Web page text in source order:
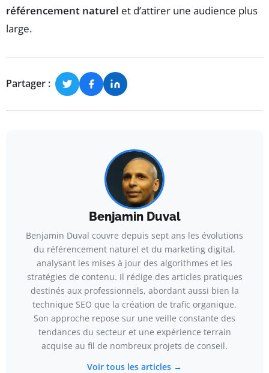
référencement naturel et d’attirer une audience plus
large.
Partager :
Benjamin Duval
Benjamin Duval couvre depuis sept ans les évolutions
du référencement naturel et du marketing digital,
analysant les mises à jour des algorithmes et les
stratégies de contenu. Il rédige des articles pratiques
destinés aux professionnels, abordant aussi bien la
technique SEO que la création de trafic organique.
Son approche repose sur une veille constante des
tendances du secteur et une expérience terrain
acquise au fil de nombreux projets de conseil.
Voir tous les articles →